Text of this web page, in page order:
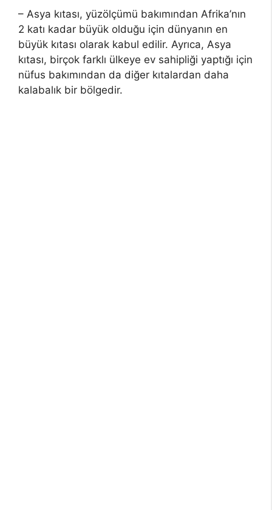
– Asya kıtası, yüzölçümü bakımından Afrika’nın
2 katı kadar büyük olduğu için dünyanın en
büyük kıtası olarak kabul edilir. Ayrıca, Asya
kıtası, birçok farklı ülkeye ev sahipliği yaptığı için
nüfus bakımından da diğer kıtalardan daha
kalabalık bir bölgedir.